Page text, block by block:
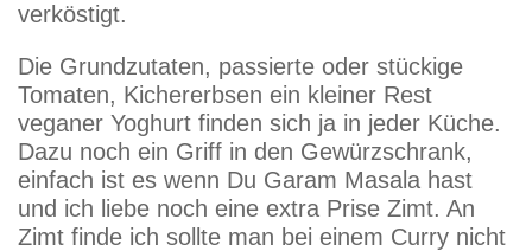
verköstigt.
Die Grundzutaten, passierte oder stückige
Tomaten, Kichererbsen ein kleiner Rest
veganer Yoghurt finden sich ja in jeder Küche.
Dazu noch ein Griff in den Gewürzschrank,
einfach ist es wenn Du Garam Masala hast
und ich liebe noch eine extra Prise Zimt. An
Zimt finde ich sollte man bei einem Curry nicht